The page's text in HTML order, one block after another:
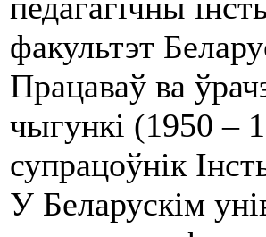
факультэт
Працаваў ва
чыгункі (1950 –
супрацоўнік
У Беларускім